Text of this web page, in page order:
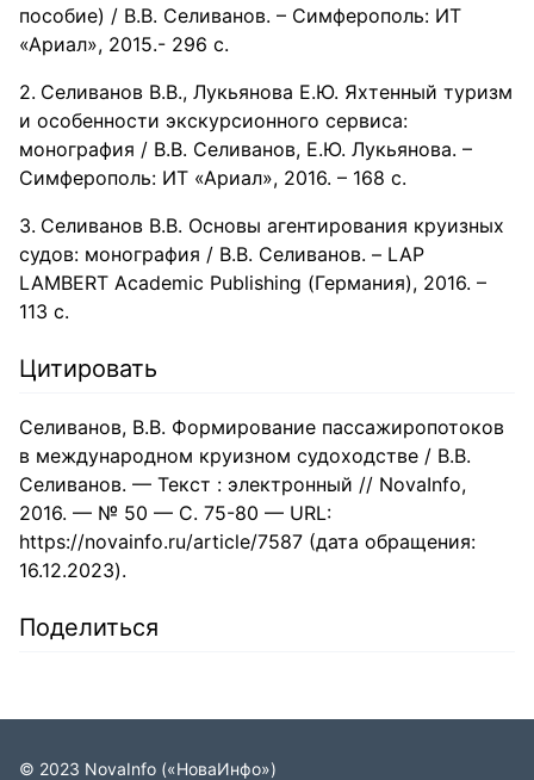
пособие) / В.В. Селиванов. – Симферополь: ИТ
«Ариал», 2015.- 296 с.
Селиванов В.В., Лукьянова Е.Ю. Яхтенный туризм
и особенности экскурсионного сервиса:
монография / В.В. Селиванов, Е.Ю. Лукьянова. –
Симферополь: ИТ «Ариал», 2016. – 168 с.
Селиванов В.В. Основы агентирования круизных
судов: монография / В.В. Селиванов. – LAP
LAMBERT Academic Publishing (Германия), 2016. –
113 с.
Цитировать
Селиванов, В.В. Формирование пассажиропотоков
в международном круизном судоходстве / В.В.
Селиванов. — Текст : электронный // NovaInfo,
2016. — № 50 — С. 75-80 — URL:
https://novainfo.ru/article/7587 (дата обращения:
16.12.2023).
Поделиться
© 2023 NovaInfo («НоваИнфо»)